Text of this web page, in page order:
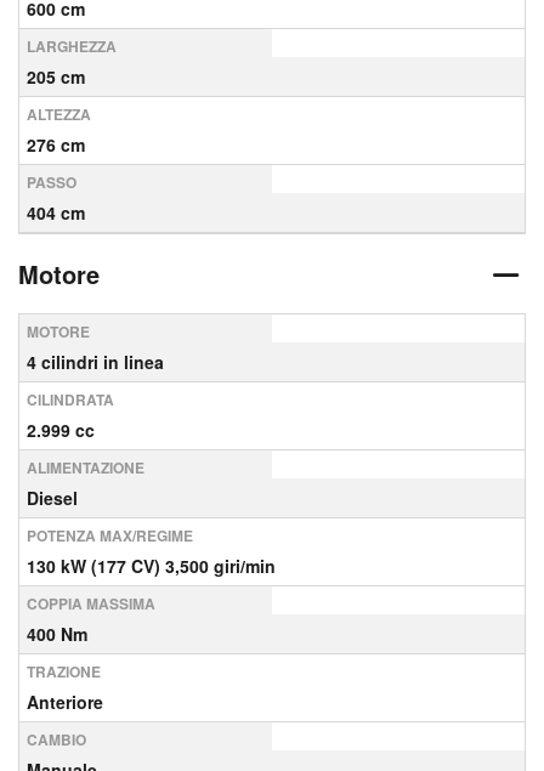
600 cm
LARGHEZZA
205 cm
ALTEZZA
276 cm
PASSO
404 cm
Motore
MOTORE
4 cilindri in linea
CILINDRATA
2.999 cc
ALIMENTAZIONE
Diesel
POTENZA MAX/REGIME
130 kW (177 CV) 3,500 giri/min
COPPIA MASSIMA
400 Nm
TRAZIONE
Anteriore
CAMBIO